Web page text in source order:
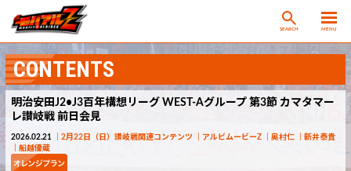
SEARCH MENU
CONTENTS
明治安田J2•J3百年構想リーグ WEST-Aグループ 第3節 カマタマー
レ讃岐戦 前日会見
2026.02.21 2月22日（日）讃岐戦関連コンテンツ アルビムービーZ 奥村仁
新井泰貴
船越優蔵